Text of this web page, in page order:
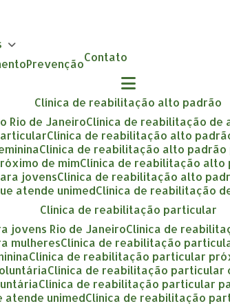
Prevenção Contato
clínica de reabilitação alto padrão
Rio de Janeiro clínica de reabilitação de
clínica de reabilitação alto
clínica de reabilitação alto
de mim clínica de reabilitação
jovens clínica de reabilitação alto
atende unimed clínica de reabilitação
clínica de reabilitação particular
jovens Rio de Janeiro clínica de
mulheres clínica de reabilitação
clínica de reabilitação particular
clínica de reabilitação particular
clínica de reabilitação particular
atende unimed clínica de reabilitação